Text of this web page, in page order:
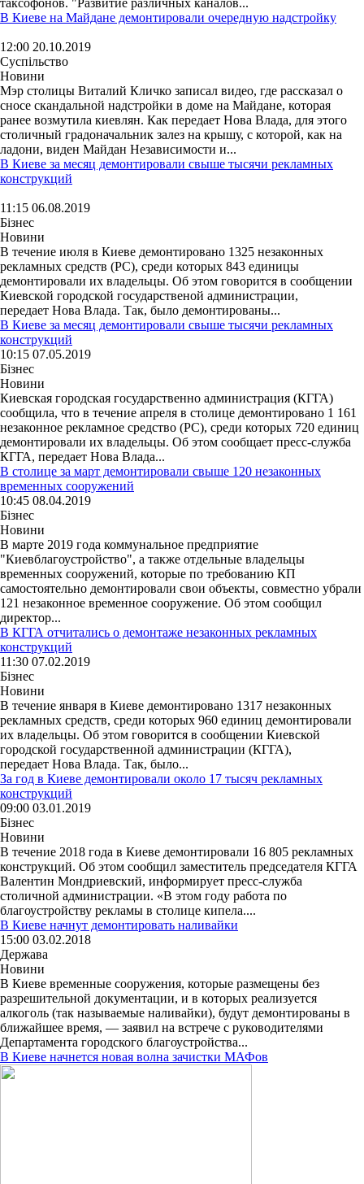
В Киеве на Майдане демонтировали очередную надстройку
12:00 20.10.2019
Суспільство
Новини
Мэр столицы Виталий Кличко записал видео, где рассказал о
сносе скандальной надстройки в доме на Майдане, которая
ранее возмутила киевлян. Как передает Нова Влада, для этого
столичный градоначальник залез на крышу, с которой, как на
ладони, виден Майдан Независимости и...
В Киеве за месяц демонтировали свыше тысячи рекламных
конструкций
11:15 06.08.2019
Бізнес
Новини
В течение июля в Киеве демонтировано 1325 незаконных
рекламных средств (РС), среди которых 843 единицы
демонтировали их владельцы. Об этом говорится в сообщении
Киевской городской государственой администрации,
передает Нова Влада. Так, было демонтированы...
В Киеве за месяц демонтировали свыше тысячи рекламных
конструкций
10:15 07.05.2019
Бізнес
Новини
Киевская городская государственно администрация (КГГА)
сообщила, что в течение апреля в столице демонтировано 1 161
незаконное рекламное средство (РС), среди которых 720 единиц
демонтировали их владельцы. Об этом сообщает пресс-служба
КГГА, передает Нова Влада...
В столице за март демонтировали свыше 120 незаконных
временных сооружений
10:45 08.04.2019
Бізнес
Новини
В марте 2019 года коммунальное предприятие
"Киевблагоустройство", а также отдельные владельцы
временных сооружений, которые по требованию КП
самостоятельно демонтировали свои объекты, совместно убрали
121 незаконное временное сооружение. Об этом сообщил
директор...
В КГГА отчитались о демонтаже незаконных рекламных
конструкций
11:30 07.02.2019
Бізнес
Новини
В течение января в Киеве демонтировано 1317 незаконных
рекламных средств, среди которых 960 единиц демонтировали
их владельцы. Об этом говорится в сообщении Киевской
городской государственной администрации (КГГА),
передает Нова Влада. Так, было...
За год в Киеве демонтировали около 17 тысяч рекламных
конструкций
09:00 03.01.2019
Бізнес
Новини
В течение 2018 года в Киеве демонтировали 16 805 рекламных
конструкций. Об этом сообщил заместитель председателя КГГА
Валентин Мондриевский, информирует пресс-служба
столичной администрации. «В этом году работа по
благоустройству рекламы в столице кипела....
В Киеве начнут демонтировать наливайки
15:00 03.02.2018
Держава
Новини
В Киеве временные сооружения, которые размещены без
разрешительной документации, и в которых реализуется
алкоголь (так называемые наливайки), будут демонтированы в
ближайшее время, — заявил на встрече с руководителями
Департамента городского благоустройства...
В Киеве начнется новая волна зачистки МАФов